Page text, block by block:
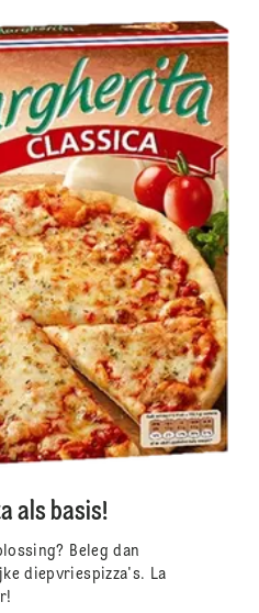
als basis!
Beleg dan
diepvriespizza's. La